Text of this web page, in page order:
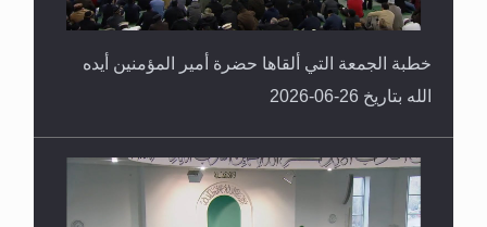
خطبة الجمعة التي ألقاها حضرة أمير المؤمنين أيده
الله بتاريخ 26-06-2026